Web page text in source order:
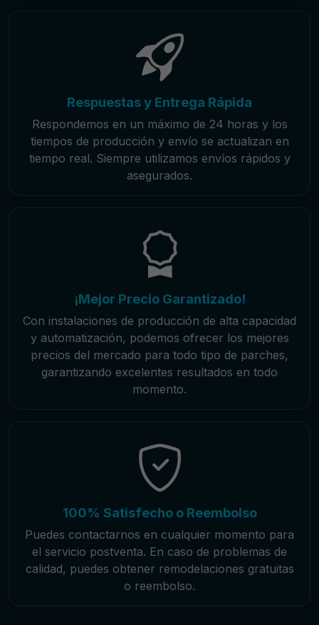
Respuestas y Entrega Rápida
Respondemos en un máximo de 24 horas y los
tiempos de producción y envío se actualizan en
tiempo real. Siempre utilizamos envíos rápidos y
asegurados.
¡Mejor Precio Garantizado!
Con instalaciones de producción de alta capacidad
y automatización, podemos ofrecer los mejores
precios del mercado para todo tipo de parches,
garantizando excelentes resultados en todo
momento.
100% Satisfecho o Reembolso
Puedes contactarnos en cualquier momento para
el servicio postventa. En caso de problemas de
calidad, puedes obtener remodelaciones gratuitas
o reembolso.